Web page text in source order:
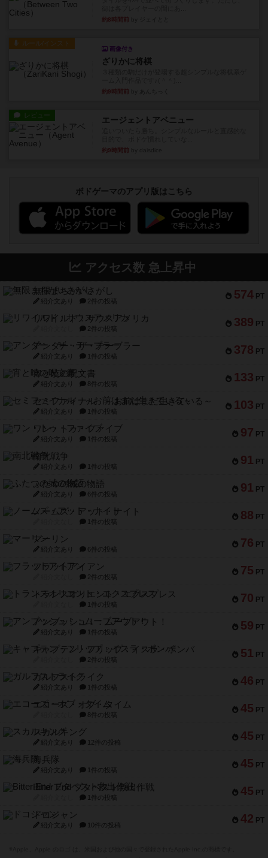
約8時間前
ルール/インスト
画像付き
ざりかに将棋
約9時間前
レビュー エージェントアベニュー
約9時間前
ボドゲーマのアプリ版はこちら
アクセス数 急上昇中
574 PT
無限まちがいさがし
紹介文あり 2件の投稿
389 PT
リワイルド：サウスアメリカ
2件の投稿
378 PT
アンダー・ザ・テーブラー
紹介文あり 1件の投稿
133 PT
宵と暁の呪文書
紹介文あり 8件の投稿
103 PT
セミファイナル ～お前はまだ生きている～
紹介文あり 1件の投稿
97 PT
ワン・トゥ・ファイブ
紹介文あり 1件の投稿
91 PT
南北戦争
紹介文あり 1件の投稿
91 PT
ふたつの城の物語
紹介文あり 6件の投稿
88 PT
ノームズ・アット・ナイト
1件の投稿
76 PT
マーリン
紹介文あり 6件の投稿
75 PT
フラットアイアン
2件の投稿
70 PT
トランスオリエント・エクスプレス
1件の投稿
59 PT
アンブッシュ！：ムーブアウト！
紹介文あり 1件の投稿
51 PT
キャプテン・フリップ：イスラ・ボンバ
2件の投稿
46 PT
ガルフストライク
紹介文あり 1件の投稿
45 PT
エコーズ・オブ・タイム
8件の投稿
45 PT
スカルキング
紹介文あり 12件の投稿
45 PT
海兵隊
紹介文あり 1件の投稿
45 PT
Bitter End ブタペスト救出作戦
1件の投稿
42 PT
ドコジャン
紹介文あり 10件の投稿